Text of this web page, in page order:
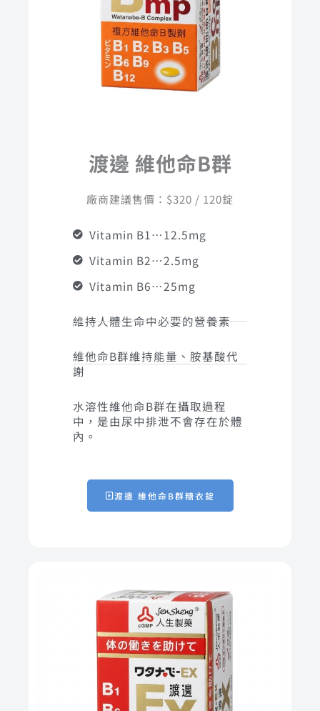
渡邊 維他命B群
廠商建議售價：$320 / 120錠
Vitamin B1…12.5mg
Vitamin B2…2.5mg
Vitamin B6…25mg
維持人體生命中必要的營養素
維他命B群維持能量、胺基酸代
謝
水溶性維他命B群在攝取過程
中，是由尿中排泄不會存在於體
內。
渡邊 維他命B群糖衣錠